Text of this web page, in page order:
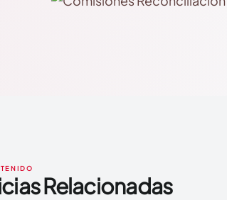
Relacionadas